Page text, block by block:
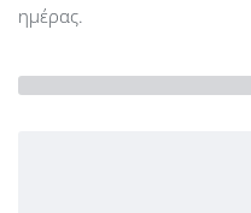
ημέρας.